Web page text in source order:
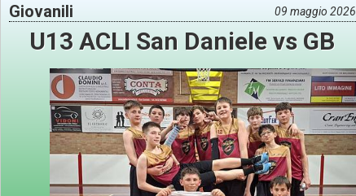
Giovanili 09 maggio 2026
U13 ACLI San Daniele vs GB